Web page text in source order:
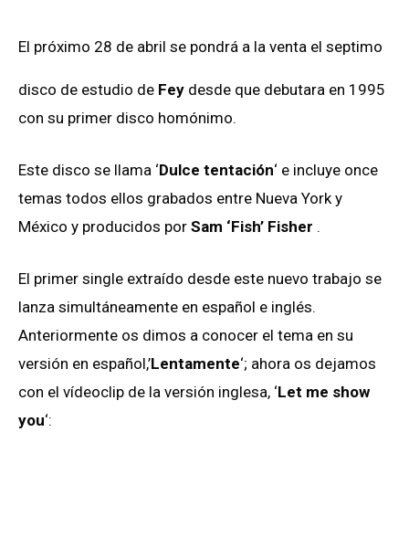
El próximo 28 de abril se pondrá a la venta el septimo
disco de estudio de Fey desde que debutara en 1995
con su primer disco homónimo.
Este disco se llama ‘Dulce tentación‘ e incluye once
temas todos ellos grabados entre Nueva York y
México y producidos por Sam ‘Fish’ Fisher .
El primer single extraído desde este nuevo trabajo se
lanza simultáneamente en español e inglés.
Anteriormente os dimos a conocer el tema en su
versión en español,’Lentamente‘; ahora os dejamos
con el vídeoclip de la versión inglesa, ‘Let me show
you‘: